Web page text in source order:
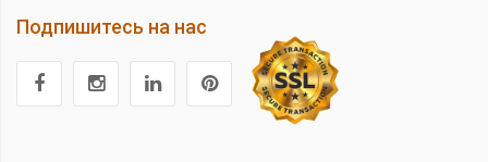
Подпишитесь на нас